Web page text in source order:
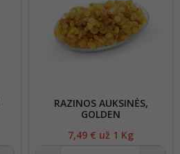
RAZINOS AUKSINĖS,
GOLDEN
Kaina
7,49 € už 1 Kg